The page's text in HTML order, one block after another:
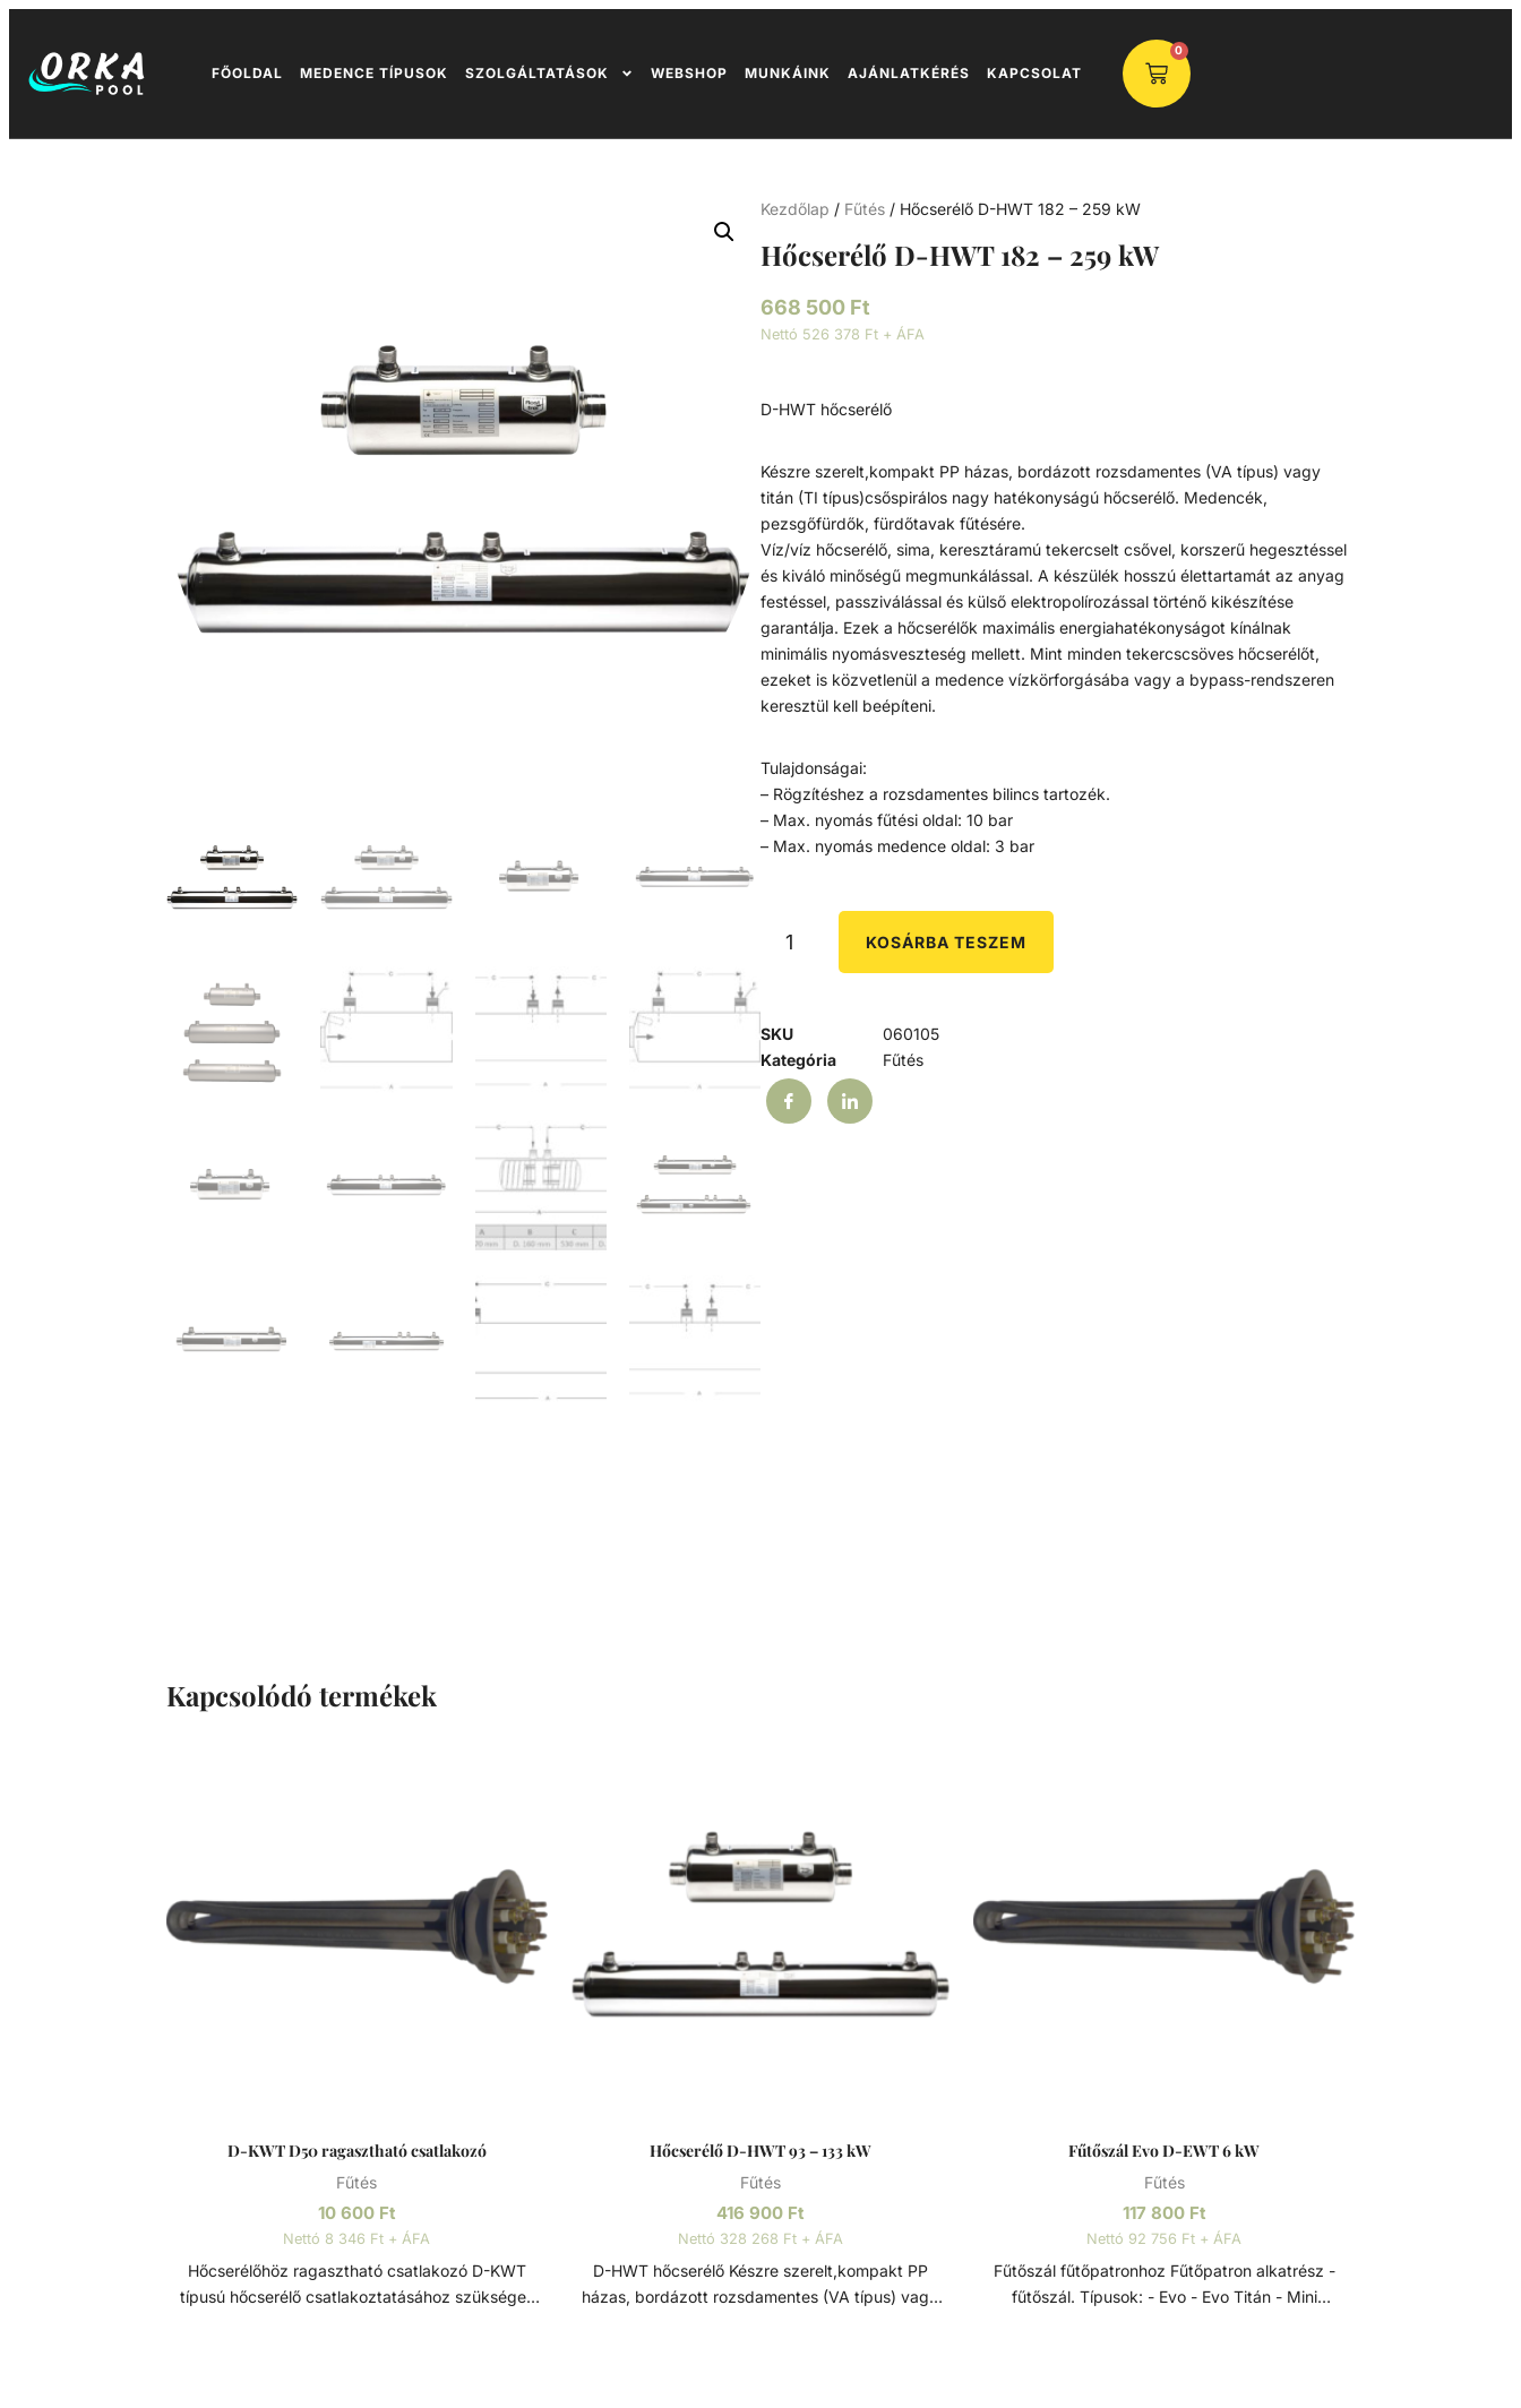
FŐOLDAL MEDENCE TÍPUSOK SZOLGÁLTATÁSOK WEBSHOP MUNKÁINK AJÁNLATKÉRÉS KAPCSOLAT
0
Kezdőlap / Fűtés / Hőcserélő D-HWT 182 – 259 kW
Hőcserélő D-HWT 182 – 259 kW
668 500 Ft
Nettó 526 378 Ft + ÁFA
D-HWT hőcserélő
Készre szerelt,kompakt PP házas, bordázott rozsdamentes (VA típus) vagy
titán (TI típus)csőspirálos nagy hatékonyságú hőcserélő. Medencék,
pezsgőfürdők, fürdőtavak fűtésére.
Víz/víz hőcserélő, sima, keresztáramú tekercselt csővel, korszerű hegesztéssel
és kiváló minőségű megmunkálással. A készülék hosszú élettartamát az anyag
festéssel, passziválással és külső elektropolírozással történő kikészítése
garantálja. Ezek a hőcserélők maximális energiahatékonyságot kínálnak
minimális nyomásveszteség mellett. Mint minden tekercscsöves hőcserélőt,
ezeket is közvetlenül a medence vízkörforgásába vagy a bypass-rendszeren
keresztül kell beépíteni.
Tulajdonságai:
– Rögzítéshez a rozsdamentes bilincs tartozék.
– Max. nyomás fűtési oldal: 10 bar
– Max. nyomás medence oldal: 3 bar
KOSÁRBA TESZEM
SKU
060105
Kategória
Fűtés
Kapcsolódó termékek
D-KWT D50 ragasztható csatlakozó
Fűtés
10 600 Ft
Nettó 8 346 Ft + ÁFA
Hőcserélőhöz ragasztható csatlakozó D-KWT
típusú hőcserélő csatlakoztatásához szükséges
Hőcserélő D-HWT 93 – 133 kW
Fűtés
416 900 Ft
Nettó 328 268 Ft + ÁFA
D-HWT hőcserélő Készre szerelt,kompakt PP
házas, bordázott rozsdamentes (VA típus) vagy
Fűtőszál Evo D-EWT 6 kW
Fűtés
117 800 Ft
Nettó 92 756 Ft + ÁFA
Fűtőszál fűtőpatronhoz Fűtőpatron alkatrész -
fűtőszál. Típusok: - Evo - Evo Titán - Mini